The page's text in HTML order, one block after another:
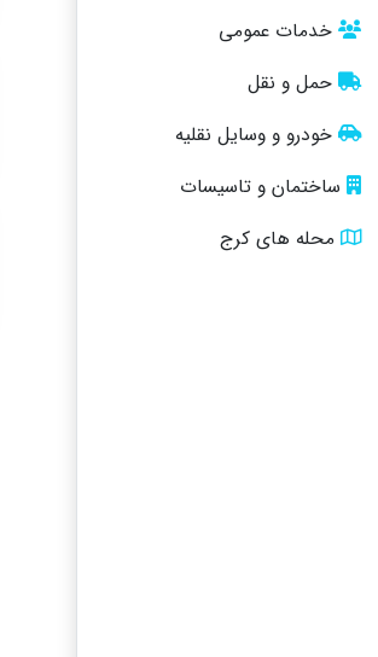
خدمات عمومی
حمل و نقل
خودرو و وسایل نقلیه
ساختمان و تاسیسات
محله های کرج